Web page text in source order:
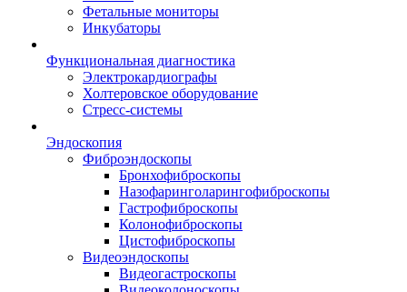
Фетальные мониторы
Инкубаторы
Функциональная диагностика
Электрокардиографы
Холтеровское оборудование
Стресс-системы
Эндоскопия
Фиброэндоскопы
Бронхофиброскопы
Назофаринголарингофиброскопы
Гастрофиброскопы
Колонофиброскопы
Цистофиброскопы
Видеоэндоскопы
Видеогастроскопы